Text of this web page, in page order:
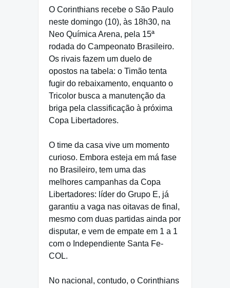
O Corinthians recebe o São Paulo
neste domingo (10), às 18h30, na
Neo Química Arena, pela 15ª
rodada do Campeonato Brasileiro.
Os rivais fazem um duelo de
opostos na tabela: o Timão tenta
fugir do rebaixamento, enquanto o
Tricolor busca a manutenção da
briga pela classificação à próxima
Copa Libertadores.
O time da casa vive um momento
curioso. Embora esteja em má fase
no Brasileiro, tem uma das
melhores campanhas da Copa
Libertadores: líder do Grupo E, já
garantiu a vaga nas oitavas de final,
mesmo com duas partidas ainda por
disputar, e vem de empate em 1 a 1
com o Independiente Santa Fe-
COL.
No nacional, contudo, o Corinthians